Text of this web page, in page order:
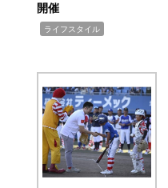
開催
ライフスタイル